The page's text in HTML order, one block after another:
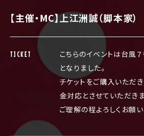
【主催・MC】上江洲誠（脚本家）
TICKET
こちらのイベントは台風
となりました。
チケットをご購入いただ
金対応とさせていただきま
ご理解の程よろしくお願い